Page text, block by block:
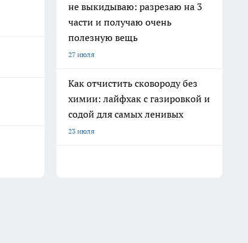
не выкидываю: разрезаю на 3
части и получаю очень
полезную вещь
27 июля
Как отчистить сковороду без
химии: лайфхак с газировкой и
содой для самых ленивых
23 июля